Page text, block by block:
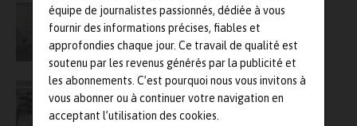
équipe de journalistes passionnés, dédiée à vous
fournir des informations précises, fiables et
approfondies chaque jour. Ce travail de qualité est
soutenu par les revenus générés par la publicité et
les abonnements. C’est pourquoi nous vous invitons à
vous abonner ou à continuer votre navigation en
acceptant l’utilisation des cookies.
Les laboratoires d’essais lyonnais et
valenciennois de Sopemea accroissent leurs
capacités vibratoires￼
Des essais vibratoires pour accélérer le
développement de l’X-57 Maxwell, l’avion
électrique de la Nasa